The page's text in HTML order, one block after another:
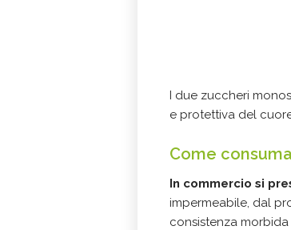
I due zuccheri
e protettiva del
Come
In commercio si
impermeabile, dal
consistenza